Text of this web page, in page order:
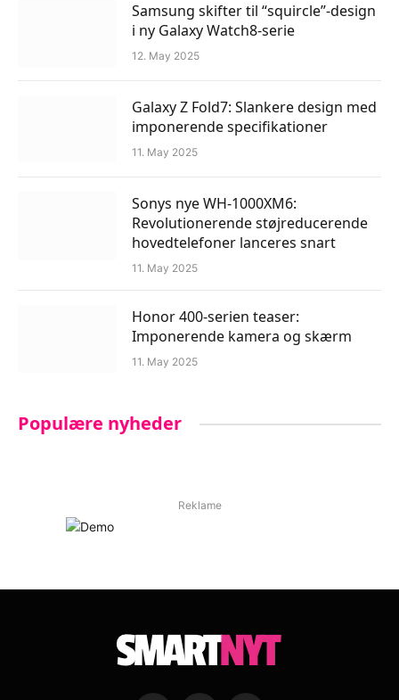
Samsung skifter til “squircle”-design
i ny Galaxy Watch8-serie
12. May 2025
Galaxy Z Fold7: Slankere design med
imponerende specifikationer
11. May 2025
Sonys nye WH-1000XM6:
Revolutionerende støjreducerende
hovedtelefoner lanceres snart
11. May 2025
Honor 400-serien teaser:
Imponerende kamera og skærm
11. May 2025
Populære nyheder
Reklame